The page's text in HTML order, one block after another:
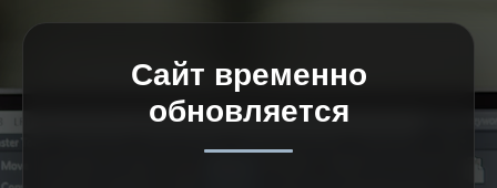
Сайт временно
обновляется